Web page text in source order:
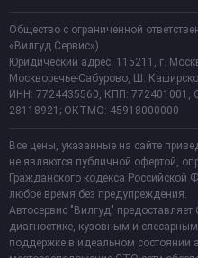
Общество с ограниченной
«Вилгуд Сервис»)
Юридический адрес: 115211, г.
Москворечье-Сабурово, Ш.
ИНН: 7724435560, КПП: 772401001,
28118921; ОКТМО: 45918000000
Все цены, указанные на сайте
не являются публичной офертой,
Гражданского кодекса Российской
любое время без предупреждения.
Автосервис "Вилгуд" предоставляет
диагностике, кузовным и
поддержке в идеальном состоянии